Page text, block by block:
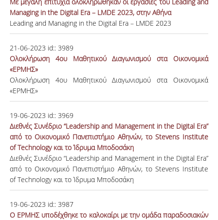
Managing in the Digital Era – LMDE 2023, στην Αθήνα
Leading and Managing in the Digital Era – LMDE 2023
21-06-2023 id:: 3989
Ολοκλήρωση 4ου Μαθητικού Διαγωνισμού στα Οικονομικά
«ΕΡΜΗΣ»
Ολοκλήρωση 4ου Μαθητικού Διαγωνισμού στα Οικονομικά
«ΕΡΜΗΣ»
19-06-2023 id:: 3969
Διεθνές Συνέδριο “Leadership and Management in the Digital Era”
από το Οικονομικό Πανεπιστήμιο Αθηνών, το Stevens Institute
of Technology και το Ίδρυμα Μποδοσάκη
Διεθνές Συνέδριο “Leadership and Management in the Digital Era”
από το Οικονομικό Πανεπιστήμιο Αθηνών, το Stevens Institute
of Technology και το Ίδρυμα Μποδοσάκη
19-06-2023 id:: 3987
Ο ΕΡΜΗΣ υποδέχθηκε το καλοκαίρι με την ομάδα παραδοσιακών